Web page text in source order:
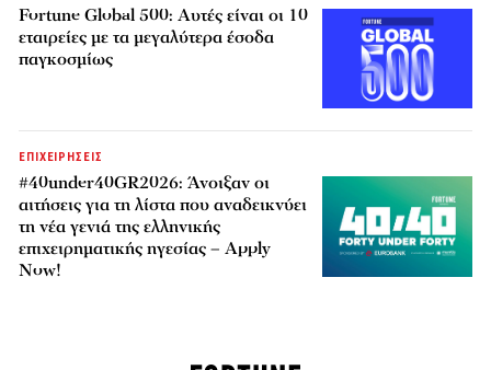
Fortune Global 500: Αυτές είναι οι 10
εταιρείες με τα μεγαλύτερα έσοδα
παγκοσμίως
ΕΠΙΧΕΙΡΗΣΕΙΣ
#40under40GR2026: Άνοιξαν οι
αιτήσεις για τη λίστα που αναδεικνύει
τη νέα γενιά της ελληνικής
επιχειρηματικής ηγεσίας – Apply
Now!